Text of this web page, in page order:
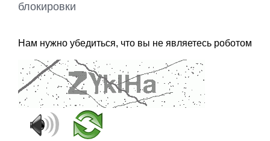
блокировки
Нам нужно убедиться, что вы не являетесь роботом